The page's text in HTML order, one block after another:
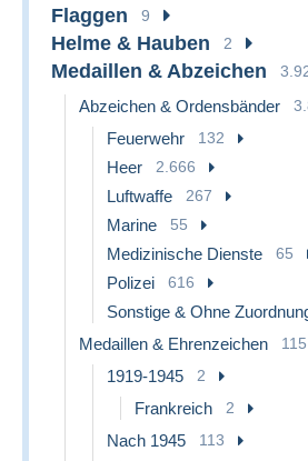
Flaggen 9
Helme & Hauben 2
Medaillen & Abzeichen
Abzeichen & Ordensbänder
Feuerwehr 132
Heer 2.666
Luftwaffe 267
Marine 55
Medizinische Dienste 65
Polizei 616
Sonstige & Ohne
Medaillen & Ehrenzeichen 115
1919-1945 2
Frankreich 2
Nach 1945 113